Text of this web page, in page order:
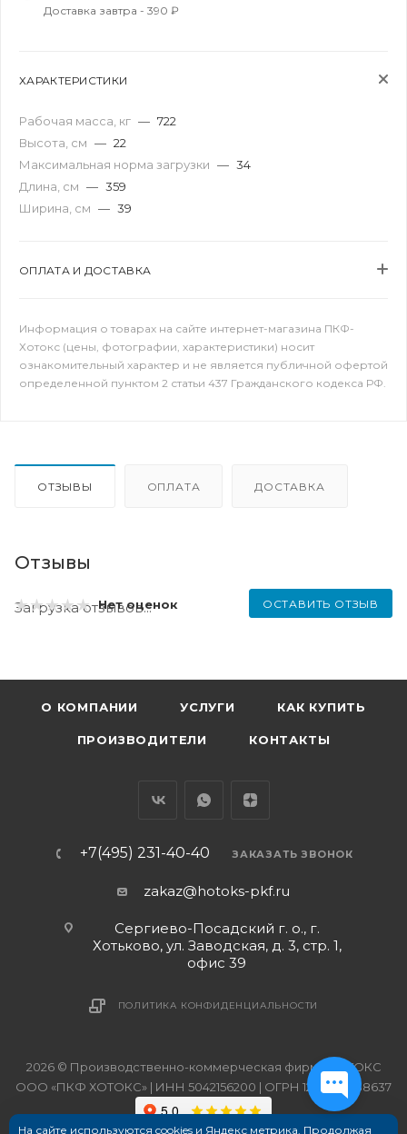
Доставка завтра - 390 ₽
ХАРАКТЕРИСТИКИ
Рабочая масса, кг — 722
Высота, см — 22
Максимальная норма загрузки — 34
Длина, см — 359
Ширина, см — 39
ОПЛАТА И ДОСТАВКА
Информация о товарах на сайте интернет-магазина ПКФ-
Хотокс (цены, фотографии, характеристики) носит
ознакомительный характер и не является публичной офертой
определенной пунктом 2 статьи 437 Гражданского кодекса РФ.
ОТЗЫВЫ ОПЛАТА ДОСТАВКА
Отзывы
Нет оценок ОСТАВИТЬ ОТЗЫВ
Загрузка отзывов...
О КОМПАНИИ УСЛУГИ КАК КУПИТЬ
ПРОИЗВОДИТЕЛИ КОНТАКТЫ
+7(495) 231-40-40 ЗАКАЗАТЬ ЗВОНОК
zakaz@hotoks-pkf.ru
Сергиево-Посадский г. о., г.
Хотьково, ул. Заводская, д. 3, стр. 1,
офис 39
ПОЛИТИКА КОНФИДЕНЦИАЛЬНОСТИ
2026 © Производственно-коммерческая фирма ХОТОКС
ООО «ПКФ ХОТОКС» | ИНН 5042156200 | ОГРН 1215000038637
На сайте используются cookies и Яндекс метрика. Продолжая